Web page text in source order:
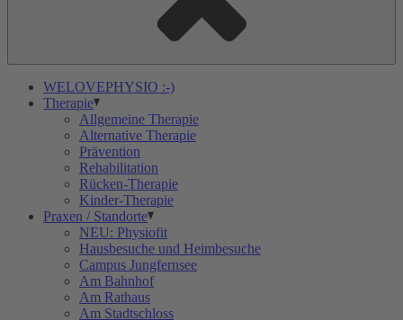
WELOVEPHYSIO :-)
Therapie
Allgemeine Therapie
Alternative Therapie
Prävention
Rehabilitation
Rücken-Therapie
Kinder-Therapie
Praxen / Standorte
NEU: Physiofit
Hausbesuche und Heimbesuche
Campus Jungfernsee
Am Bahnhof
Am Rathaus
Am Stadtschloss